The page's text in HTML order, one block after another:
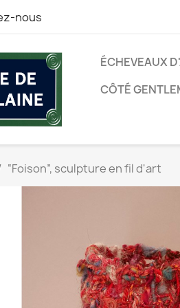
nous
ÉCHEVEAUX
CÔTÉ
“Foison”, sculpture en fil d'art